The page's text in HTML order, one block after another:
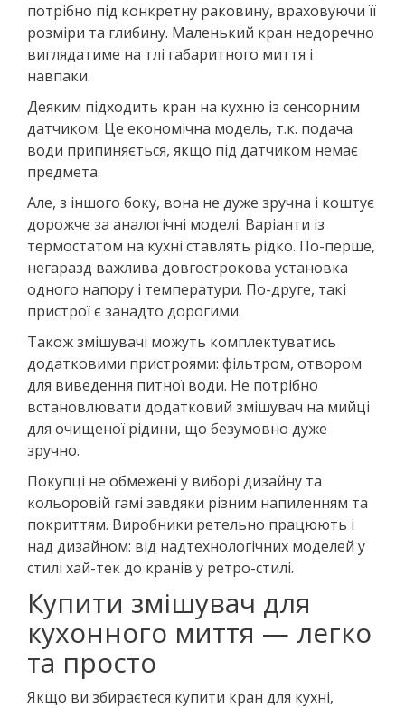
потрібно під конкретну раковину, враховуючи її
розміри та глибину. Маленький кран недоречно
виглядатиме на тлі габаритного миття і
навпаки.
Деяким підходить кран на кухню із сенсорним
датчиком. Це економічна модель, т.к. подача
води припиняється, якщо під датчиком немає
предмета.
Але, з іншого боку, вона не дуже зручна і коштує
дорожче за аналогічні моделі. Варіанти із
термостатом на кухні ставлять рідко. По-перше,
негаразд важлива довгострокова установка
одного напору і температури. По-друге, такі
пристрої є занадто дорогими.
Також змішувачі можуть комплектуватись
додатковими пристроями: фільтром, отвором
для виведення питної води. Не потрібно
встановлювати додатковий змішувач на мийці
для очищеної рідини, що безумовно дуже
зручно.
Покупці не обмежені у виборі дизайну та
кольоровій гамі завдяки різним напиленням та
покриттям. Виробники ретельно працюють і
над дизайном: від надтехнологічних моделей у
стилі хай-тек до кранів у ретро-стилі.
Купити змішувач для
кухонного миття — легко
та просто
Якщо ви збираєтеся купити кран для кухні,